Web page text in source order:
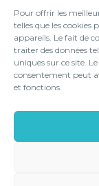
Pour offrir les
telles que les cookies
appareils. Le fait de
traiter des données
uniques sur ce site.
consentement peut
et fonctions.
comptent-
Footer
NOS